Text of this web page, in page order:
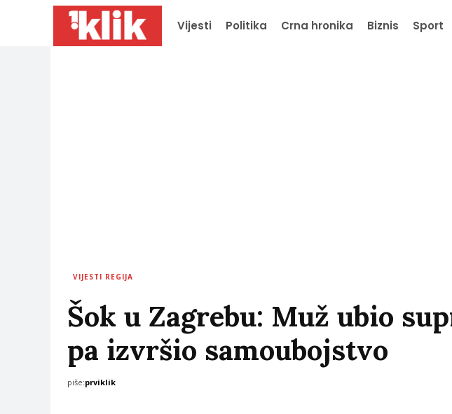
Vijesti Politika Crna hronika Biznis Sport
VIJESTI REGIJA
Šok u Zagrebu: Muž ubio
pa izvršio samoubojstvo
piše:prviklik